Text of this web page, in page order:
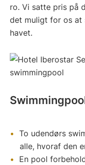
ro. Vi satte pris på
det muligt for os at
havet.
To udendørs
alle, hvoraf den
En pool